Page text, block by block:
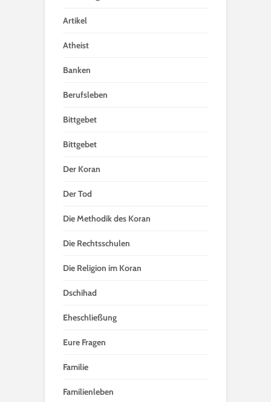
Artikel
Atheist
Banken
Berufsleben
Bittgebet
Bittgebet
Der Koran
Der Tod
Die Methodik des Koran
Die Rechtsschulen
Die Religion im Koran
Dschihad
Eheschließung
Eure Fragen
Familie
Familienleben